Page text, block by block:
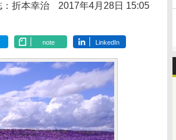
：折本幸治 2017年4月28日 15:05
note LinkedIn